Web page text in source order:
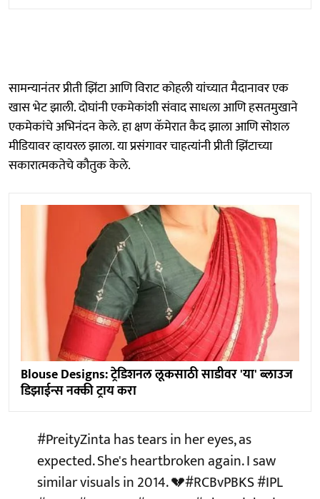
सामन्यानंतर प्रीती झिंटा आणि विराट कोहली यांच्यात मैदानावर एक
खास भेट झाली. दोघांनी एकमेकांशी संवाद साधला आणि हसतमुखाने
एकमेकांचे अभिनंदन केले. हा क्षण कॅमेरात कैद झाला आणि सोशल
मीडियावर व्हायरल झाला. या प्रसंगावर चाहत्यांनी प्रीती झिंटाच्या
सकारात्मकतेचे कौतुक केले.
Blouse Designs: ट्रेडिशनल लूकसाठी साडीवर 'या' ब्लाउज
डिझाईन्स नक्की ट्राय करा
#PreityZintahas tears in her eyes, as
expected. She's heartbroken again. I saw
similar visuals in 2014. 💔#RCBvPBKS#IPL